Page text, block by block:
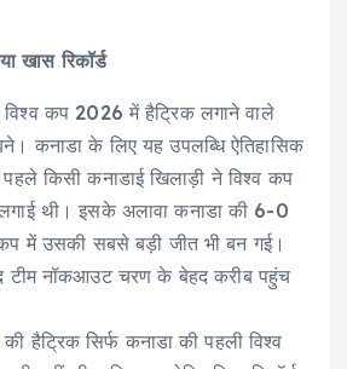
खास रिकॉर्ड
विश्व कप 2026 में हैट्रिक लगाने वाले
कनाडा के लिए यह उपलब्धि ऐतिहासिक
किसी कनाडाई खिलाड़ी ने विश्व कप
थी। इसके अलावा कनाडा की 6-0
में उसकी सबसे बड़ी जीत भी बन गई।
टीम नॉकआउट चरण के बेहद करीब पहुंच
हैट्रिक सिर्फ कनाडा की पहली विश्व